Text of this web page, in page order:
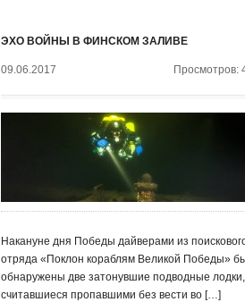
ЭХО ВОЙНЫ В ФИНСКОМ ЗАЛИВЕ
09.06.2017 Просмотров:
Накануне дня Победы дайверами из
отряда «Поклон кораблям Великой Победы»
обнаружены две затонувшие подводные лодки,
считавшиеся пропавшими без вести во […]